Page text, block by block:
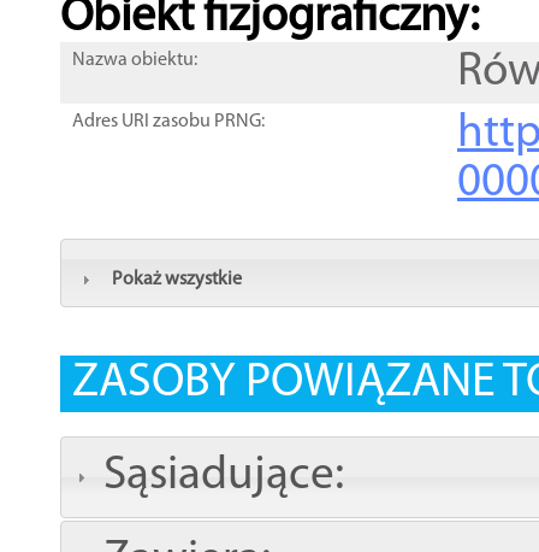
Obiekt fizjograficzny:
Nazwa obiektu:
Adres URI zasobu PRNG:
Pokaż wszystkie
ZASOBY POWIĄZANE
Sąsiadujące: